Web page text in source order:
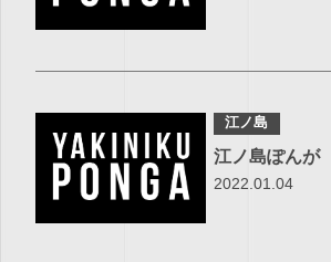
江ノ島
2022.01.04
江ノ島ぽんが